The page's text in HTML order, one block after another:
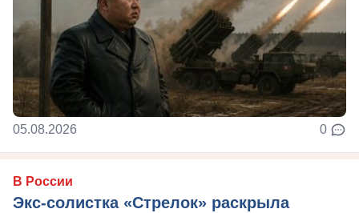
05.08.2026 0
В России
Экс-солистка «Стрелок» раскрыла